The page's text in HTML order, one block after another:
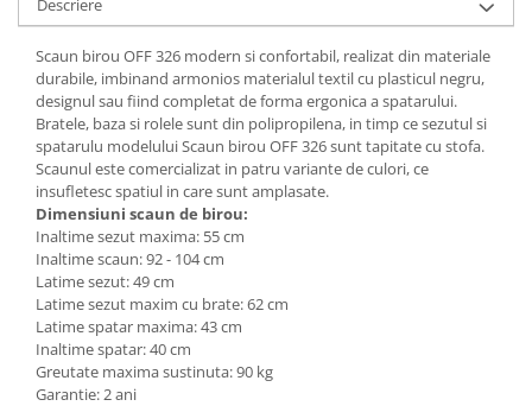
Mese gradinita
Scaune gradinita
Set mese si scaune gradinita
Mobilier copii
Mobila camera copii
Scaune birou pentru copii
Saltele patuturi copii
Paturi copii
Masa si scaune gradinita
Seturi comode living si dormitor
Descriere
Scaun birou OFF 326 modern si confortabil, realizat din materiale
durabile, imbinand armonios materialul textil cu plasticul negru,
designul sau fiind completat de forma ergonica a spatarului.
Bratele, baza si rolele sunt din polipropilena, in timp ce sezutul si
spatarulu modelului Scaun birou OFF 326 sunt tapitate cu stofa.
Scaunul este comercializat in patru variante de culori, ce
insufletesc spatiul in care sunt amplasate.
Dimensiuni scaun de birou:
Inaltime sezut maxima: 55 cm
Inaltime scaun: 92 - 104 cm
Latime sezut: 49 cm
Latime sezut maxim cu brate: 62 cm
Latime spatar maxima: 43 cm
Inaltime spatar: 40 cm
Greutate maxima sustinuta: 90 kg
Garantie: 2 ani